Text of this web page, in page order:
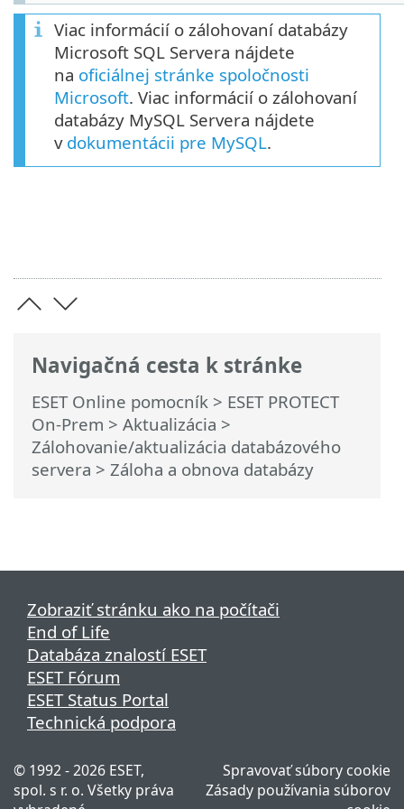
Navigačná cesta k stránke
ESET Online pomocník > ESET PROTECT
On-Prem > Aktualizácia >
Zálohovanie/aktualizácia databázového
servera > Záloha a obnova databázy
Viac informácií o zálohovaní databázy
Microsoft SQL Servera nájdete
na oficiálnej stránke spoločnosti
Microsoft. Viac informácií o zálohovaní
databázy MySQL Servera nájdete
v dokumentácii pre MySQL.
Zobraziť stránku ako na počítači
End of Life
Databáza znalostí ESET
ESET Fórum
ESET Status Portal
Technická podpora
© 1992 - 2026 ESET,
spol. s r. o. Všetky práva
Spravovať súbory cookie
Zásady používania súborov